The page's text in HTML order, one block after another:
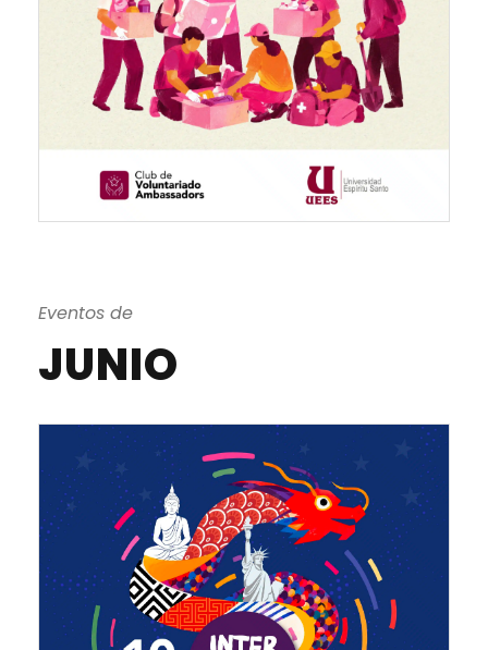
Eventos de
JUNIO